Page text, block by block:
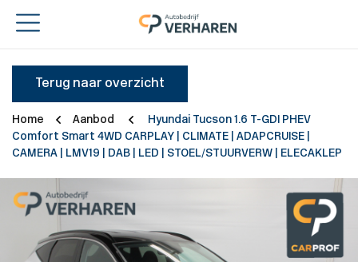
Terug naar overzicht
Home Aanbod
Hyundai Tucson 1.6 T-GDI PHEV
Comfort Smart 4WD CARPLAY | CLIMATE | ADAPCRUISE |
CAMERA | LMV19 | DAB | LED | STOEL/STUURVERW | ELECAKLEP